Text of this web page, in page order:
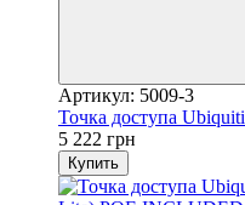
Артикул: 5009-3
Точка доступa
5 222 грн
Купить